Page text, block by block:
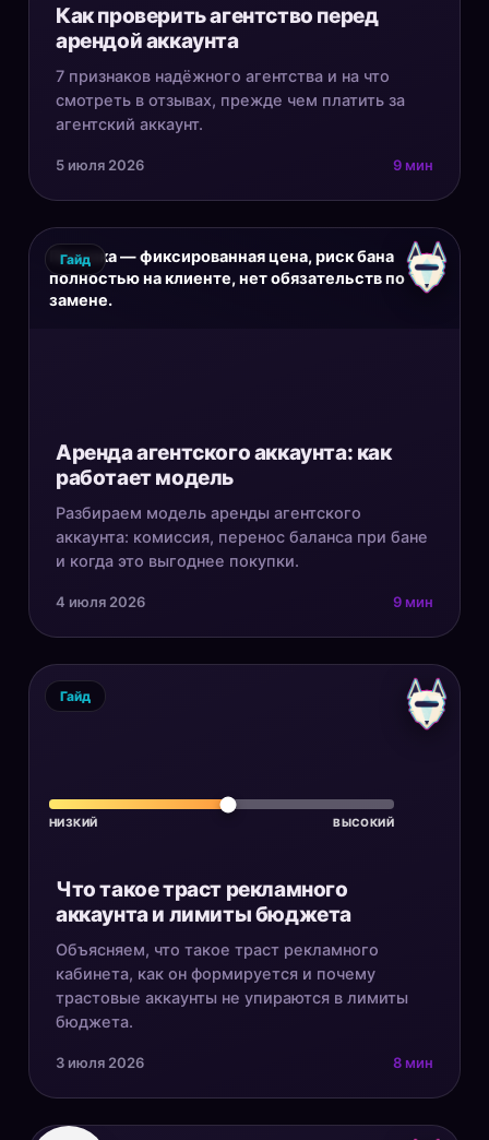
Как проверить агентство перед
арендой аккаунта
7 признаков надёжного агентства и на что
смотреть в отзывах, прежде чем платить за
агентский аккаунт.
5 июля 2026 9 мин
Покупка — фиксированная цена, риск бана
полностью на клиенте, нет обязательств по
замене.
Гайд
Аренда агентского аккаунта: как
работает модель
Разбираем модель аренды агентского
аккаунта: комиссия, перенос баланса при бане
и когда это выгоднее покупки.
4 июля 2026 9 мин
НИЗКИЙ ВЫСОКИЙ
Гайд
Что такое траст рекламного
аккаунта и лимиты бюджета
Объясняем, что такое траст рекламного
кабинета, как он формируется и почему
трастовые аккаунты не упираются в лимиты
бюджета.
3 июля 2026 8 мин